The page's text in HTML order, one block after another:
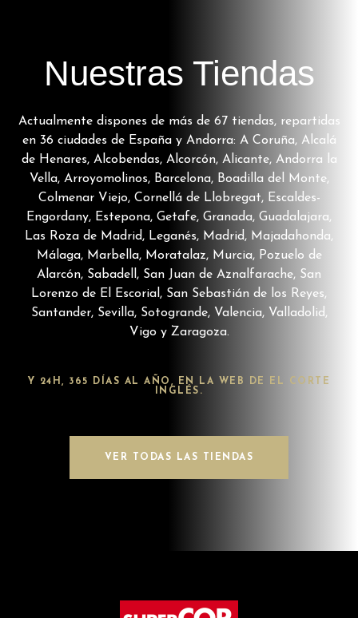
Nuestras Tiendas
Actualmente dispones de más de 67 tiendas, repartidas
en 36 ciudades de España y Andorra: A Coruña, Alcalá
de Henares, Alcobendas, Alcorcón, Alicante, Andorra la
Vella, Arroyomolinos, Barcelona, Boadilla del Monte,
Colmenar Viejo, Cornellá de Llobregat, Escaldes-
Engordany, Estepona, Getafe, Granada, Guadalajara,
Las Roza de Madrid, Leganés, Madrid, Majadahonda,
Málaga, Marbella, Moratalaz, Murcia, Pozuelo de
Alarcón, Sabadell, San Juan de Aznalfarache, San
Lorenzo de El Escorial, San Sebastián de los Reyes,
Santander, Sevilla, Sotogrande, Valencia, Valladolid,
Vigo y Zaragoza.
Y 24H, 365 DÍAS AL AÑO, EN LA WEB DE EL CORTE
INGLÉS.
VER TODAS LAS TIENDAS